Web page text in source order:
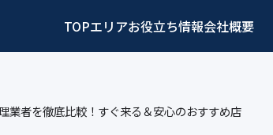
TOPエリアお役立ち情報会社概要
業者を徹底比較！すぐ来る＆安心のおすすめ店